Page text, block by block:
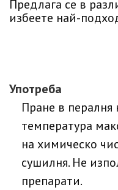
Предлага се в
избеете най-
Употреба
Пране в пералня
температура
на химическо
сушилня. Не
препарати.